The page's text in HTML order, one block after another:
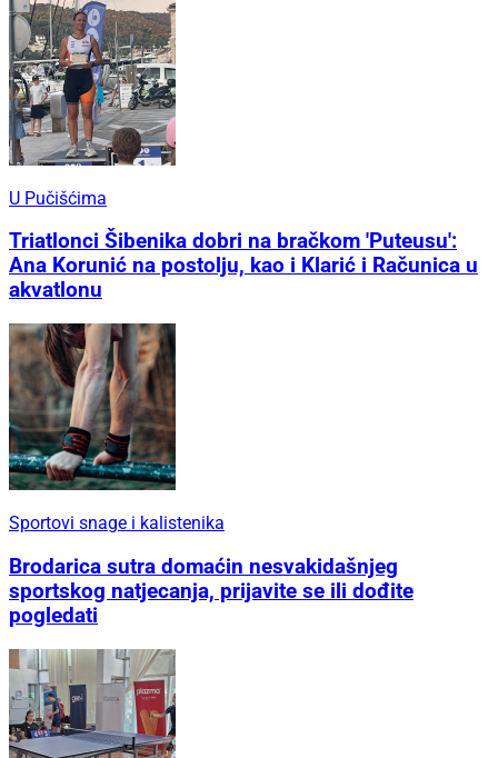
U Pučišćima
Triatlonci Šibenika dobri na bračkom 'Puteusu':
Ana Korunić na postolju, kao i Klarić i Računica u
akvatlonu
Sportovi snage i kalistenika
Brodarica sutra domaćin nesvakidašnjeg
sportskog natjecanja, prijavite se ili dođite
pogledati